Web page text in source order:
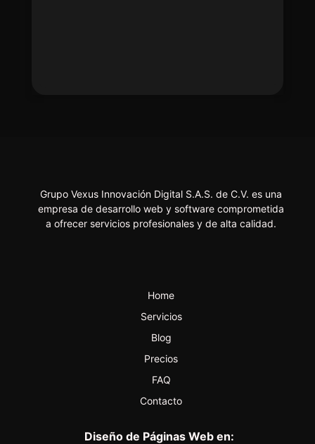
Grupo Vexus Innovación Digital S.A.S. de C.V. es una
empresa de desarrollo web y software comprometida
a ofrecer servicios profesionales y de alta calidad.
Home
Servicios
Blog
Precios
FAQ
Contacto
Diseño de Páginas Web en: